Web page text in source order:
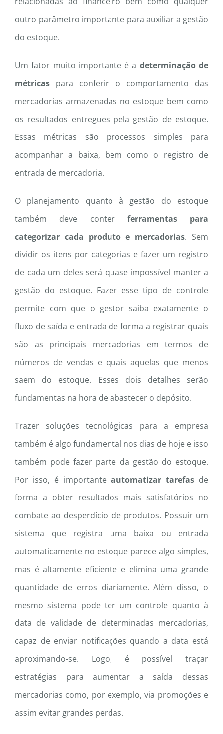
outro parâmetro importante para auxiliar a gestão
do estoque.
Um fator muito importante é a determinação de
métricas para conferir o comportamento das
mercadorias armazenadas no estoque bem como
os resultados entregues pela gestão de estoque.
Essas métricas são processos simples para
acompanhar a baixa, bem como o registro de
entrada de mercadoria.
O planejamento quanto à gestão do estoque
também deve conter ferramentas para
categorizar cada produto e mercadorias. Sem
dividir os itens por categorias e fazer um registro
de cada um deles será quase impossível manter a
gestão do estoque. Fazer esse tipo de controle
permite com que o gestor saiba exatamente o
fluxo de saída e entrada de forma a registrar quais
são as principais mercadorias em termos de
números de vendas e quais aquelas que menos
saem do estoque. Esses dois detalhes serão
fundamentas na hora de abastecer o depósito.
Trazer soluções tecnológicas para a empresa
também é algo fundamental nos dias de hoje e isso
também pode fazer parte da gestão do estoque.
Por isso, é importante automatizar tarefasde
forma a obter resultados mais satisfatórios no
combate ao desperdício de produtos. Possuir um
sistema que registra uma baixa ou entrada
automaticamente no estoque parece algo simples,
mas é altamente eficiente e elimina uma grande
quantidade de erros diariamente. Além disso, o
mesmo sistema pode ter um controle quanto à
data de validade de determinadas mercadorias,
capaz de enviar notificações quando a data está
aproximando-se. Logo, é possível traçar
estratégias para aumentar a saída dessas
mercadorias como, por exemplo, via promoções e
assim evitar grandes perdas.